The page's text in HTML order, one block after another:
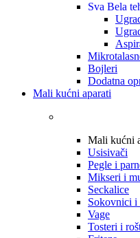
Sva Bela
Bojleri
Dodatna
Mali kućni aparati
Mali kućni
Usisivači
Pegle i
Mikseri i
Seckalice
Sokovnici i
Vage
Tosteri i